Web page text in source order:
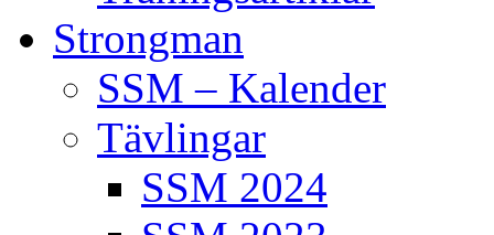
Strongman
SSM – Kalender
Tävlingar
SSM 2024